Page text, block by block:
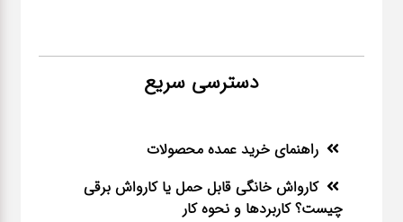
دسترسی سریع
راهنمای خرید عمده محصولات
کارواش خانگی قابل حمل یا کارواش برقی
چیست؟ کاربردها و نحوه کار